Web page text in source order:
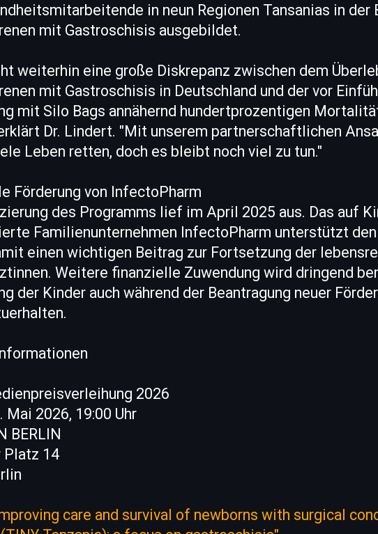
in neun Regionen Tansanias in der
mit Gastroschisis ausgebildet.
weiterhin eine große Diskrepanz zwischen dem
mit Gastroschisis in Deutschland und der vor
mit Silo Bags annähernd hundertprozentigen
Dr. Lindert. "Mit unserem partnerschaftlichen
Leben retten, doch es bleibt noch viel zu tun."
Förderung von InfectoPharm
des Programms lief im April 2025 aus. Das auf
Familienunternehmen InfectoPharm unterstützt
einen wichtigen Beitrag zur Fortsetzung der
Weitere finanzielle Zuwendung wird dringend
der Kinder auch während der Beantragung neuer
2026
Mai 2026, 19:00 Uhr
BERLIN
Platz 14
care and survival of newborns with surgical